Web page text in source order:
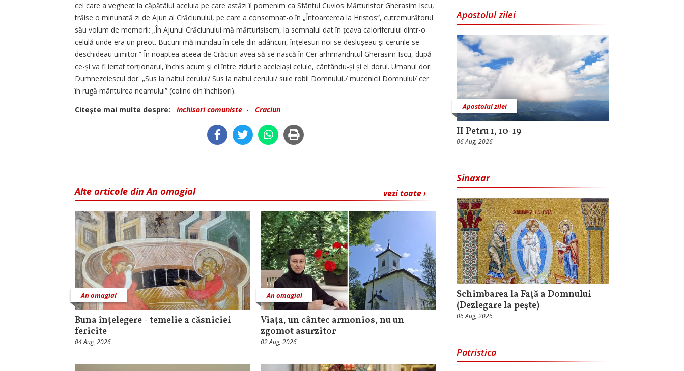
cel care a vegheat la căpătâiul aceluia pe care astăzi îl pomenim ca Sfântul Cuvios Mărturistor Gherasim Iscu,
trăise o minunată zi de Ajun al Crăciunului, pe care a consemnat-o în „Întoarcerea la Hristos“, cutremurătorul
său volum de memorii: „În Ajunul Crăciunului mă mărturisisem, la semnalul dat în țeava caloriferului dintr-o
celulă unde era un preot. Bucurii mă inundau în cele din adâncuri, înțelesuri noi se deslușeau și cerurile se
deschideau uimitor.” În noaptea aceea de Crăciun avea să se nască în Cer arhimandritul Gherasim Iscu, după
ce-și va fi iertat torționarul, închis acum și el între zidurile aceleiași celule, cântându-și și el dorul. Umanul dor.
Dumnezeiescul dor. „Sus la naltul cerului/ Sus la naltul cerului/ suie robii Domnului,/ mucenicii Domnului/ cer
în rugă mântuirea neamului” (colind din închisori).
Citeşte mai multe despre:
inchisori comuniste - Craciun
vezi toate ›
Alte articole din An omagial
An omagial
Buna înțelegere - temelie a căsniciei
fericite
04 Aug, 2026
An omagial
Viaţa, un cântec armonios, nu un
zgomot asurzitor
02 Aug, 2026
Apostolul zilei
Apostolul zilei
II Petru 1, 10-19
06 Aug, 2026
Sinaxar
Schimbarea la Faţă a Domnului
(Dezlegare la peşte)
06 Aug, 2026
Patristica